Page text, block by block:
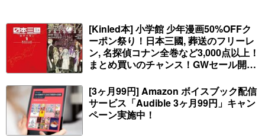
[Kinled本] 小学館 少年漫画50%OFFク
ーポン祭り！日本三國, 葬送のフリーレ
ン, 名探偵コナン全巻など3,000点以上！
まとめ買いのチャンス！GWセール開
関連本がセールに！
[3ヶ月99円] Amazon ボイスブック配信
サービス「Audible 3ヶ月99円」キャン
ペーン実施中！